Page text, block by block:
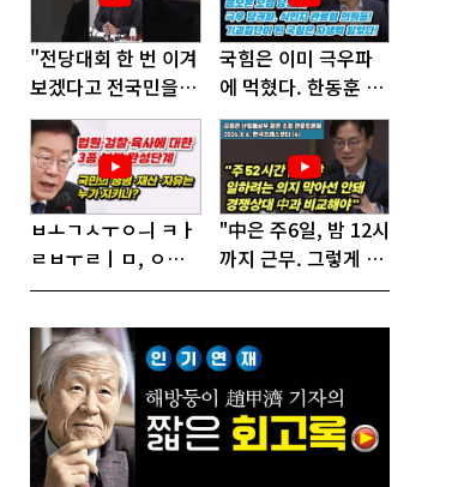
"전당대회 한 번 이겨
보겠다고 전국민을
'지옥문'으로 밀어!"
국힘은 이미 극우파
에 먹혔다. 한동훈 창
당이 답!
ㅂㅗㄱㅅㅜㅇㅢ ㅋㅏ
ㄹㅂㅜㄹㅣㅁ, ㅇㅙ
ㄱㅜㄱㅁㅣㄴㄷㅡㄹ
ㅎㅏㄴㅏ?
"中은 주6일, 밤 12시
까지 근무. 그렇게 일
해서 어떻게 경쟁하